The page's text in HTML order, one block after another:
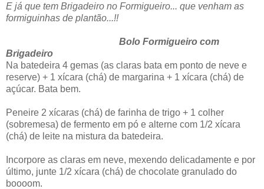
E já que tem Brigadeiro no Formigueiro... que venham as
formiguinhas de plantão...!!
Bolo Formigueiro com
Brigadeiro
Na batedeira 4 gemas (as claras bata em ponto de neve e
reserve) + 1 xícara (chá) de margarina + 1 xícara (chá) de
açúcar. Bata bem.
Peneire 2 xícaras (chá) de farinha de trigo + 1 colher
(sobremesa) de fermento em pó e alterne com 1/2 xícara
(chá) de leite na mistura da batedeira.
Incorpore as claras em neve, mexendo delicadamente e por
último, junte 1/2 xícara (chá) de chocolate granulado do
boooom.